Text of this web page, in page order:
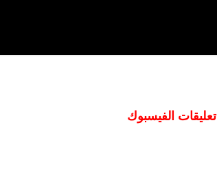
تعليقات الفيسبوك